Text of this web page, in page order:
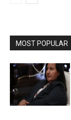
MOST POPULAR